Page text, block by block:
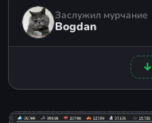
Заслужил мурчание
Bogdan
↓